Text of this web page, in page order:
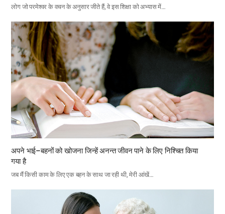
लोग जो परमेश्वर के वचन के अनुसार जीते हैं, वे इस शिक्षा को अभ्यास में…
अपने भाई–बहनों को खोजना जिन्हें अनन्त जीवन पाने के लिए निश्चित किया
गया है
जब मैं किसी काम के लिए एक बहन के साथ जा रही थी, मेरी आंखें…